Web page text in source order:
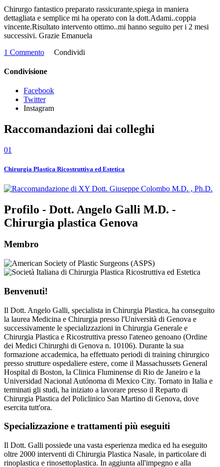
Chirurgo fantastico preparato rassicurante,spiega in maniera
dettagliata e semplice mi ha operato con la dott.Adami..coppia
vincente.Risultato intervento ottimo..mi hanno seguito per i 2 mesi
successivi. Grazie Emanuela
1 Commento
Condividi
Condivisione
Facebook
Twitter
Instagram
Raccomandazioni dai colleghi
01
Chirurgia Plastica Ricostruttiva ed Estetica
Profilo - Dott. Angelo Galli M.D. -
Chirurgia plastica Genova
Membro
Benvenuti!
Il Dott. Angelo Galli, specialista in Chirurgia Plastica, ha conseguito
la laurea Medicina e Chirurgia presso l'Università di Genova e
successivamente le specializzazioni in Chirurgia Generale e
Chirurgia Plastica e Ricostruttiva presso l'ateneo genoano (Ordine
dei Medici Chirurghi di Genova n. 10106). Durante la sua
formazione accademica, ha effettuato periodi di training chirurgico
presso strutture ospedaliere estere, come il Massachussets General
Hospital di Boston, la Clinica Fluminense di Rio de Janeiro e la
Universidad Nacional Autónoma di Mexico City. Tornato in Italia e
terminati gli studi, ha iniziato a lavorare presso il Reparto di
Chirurgia Plastica del Policlinico San Martino di Genova, dove
esercita tutt'ora.
Specializzazione e trattamenti più eseguiti
Il Dott. Galli possiede una vasta esperienza medica ed ha eseguito
oltre 2000 interventi di Chirurgia Plastica Nasale, in particolare di
rinoplastica e rinosettoplastica. In aggiunta all'impegno e alla